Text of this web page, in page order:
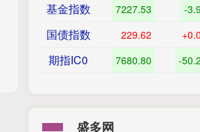
基金指数 7227.53 -
国债指数 229.62
期指IC0 7680.80 -
盛多网